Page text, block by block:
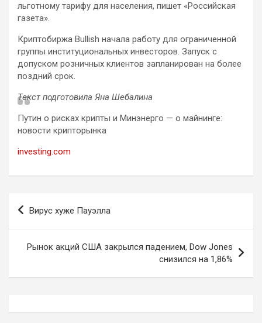
льготному тарифу для населения, пишет «Российская
газета».
Криптобиржа Bullish начала работу для ограниченной
группы институциональных инвесторов. Запуск с
допуском розничных клиентов запланирован на более
поздний срок.
Текст подготовила Яна Шебалина
Путин о рисках крипты и Минэнерго — о майнинге:
новости крипторынка
investing.com
Навигация
записям
Вирус хуже Пауэлла
Рынок акций США закрылся падением, Dow Jones
снизился на 1,86%